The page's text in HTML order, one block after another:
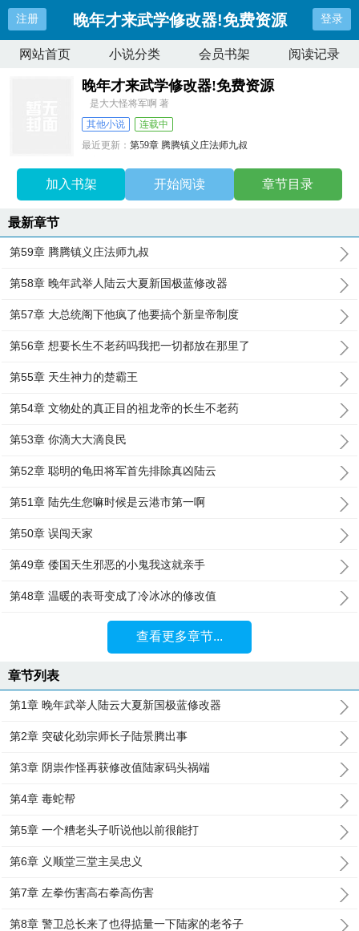
注册 晚年才来武学修改器!免费资源 登录
网站首页 小说分类 会员书架 阅读记录
晚年才来武学修改器!免费资源
是大大怪将军啊 著
其他小说
连载中
最近更新：第59章 腾腾镇义庄法师九叔
加入书架 开始阅读 章节目录
最新章节
第59章 腾腾镇义庄法师九叔
第58章 晚年武举人陆云大夏新国极蓝修改器
第57章 大总统阁下他疯了他要搞个新皇帝制度
第56章 想要长生不老药吗我把一切都放在那里了
第55章 天生神力的楚霸王
第54章 文物处的真正目的祖龙帝的长生不老药
第53章 你滴大大滴良民
第52章 聪明的龟田将军首先排除真凶陆云
第51章 陆先生您嘛时候是云港市第一啊
第50章 误闯天家
第49章 倭国天生邪恶的小鬼我这就亲手
第48章 温暖的表哥变成了冷冰冰的修改值
查看更多章节...
章节列表
第1章 晚年武举人陆云大夏新国极蓝修改器
第2章 突破化劲宗师长子陆景腾出事
第3章 阴祟作怪再获修改值陆家码头祸端
第4章 毒蛇帮
第5章 一个糟老头子听说他以前很能打
第6章 义顺堂三堂主吴忠义
第7章 左拳伤害高右拳高伤害
第8章 警卫总长来了也得掂量一下陆家的老爷子